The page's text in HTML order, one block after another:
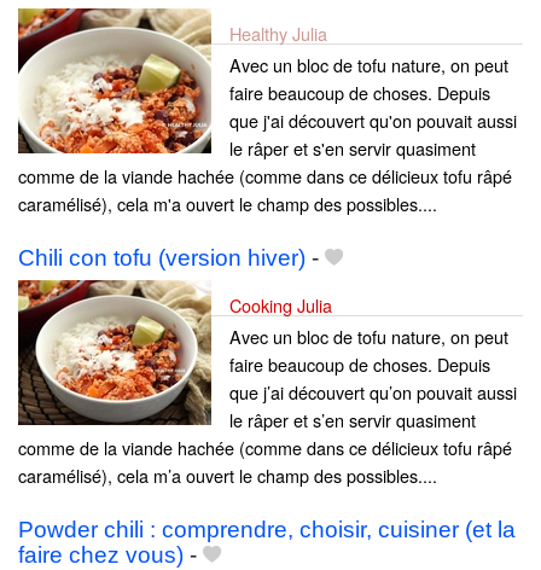
Healthy Julia
Avec un bloc de tofu nature, on peut
faire beaucoup de choses. Depuis
que j'ai découvert qu'on pouvait aussi
le râper et s'en servir quasiment
comme de la viande hachée (comme dans ce délicieux tofu râpé
caramélisé), cela m'a ouvert le champ des possibles....
Chili con tofu (version hiver) -
Cooking Julia
Avec un bloc de tofu nature, on peut
faire beaucoup de choses. Depuis
que j’ai découvert qu’on pouvait aussi
le râper et s’en servir quasiment
comme de la viande hachée (comme dans ce délicieux tofu râpé
caramélisé), cela m’a ouvert le champ des possibles....
Powder chili : comprendre, choisir, cuisiner (et la
faire chez vous) -